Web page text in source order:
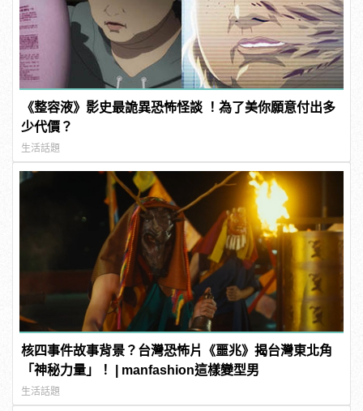
《整容液》影史最詭異恐怖怪談 ！為了美你願意付出多
少代價？
生活話題
核四事件故事背景？台灣恐怖片《噩兆》揭台灣東北角
「神秘力量」！ | manfashion這樣變型男
生活話題